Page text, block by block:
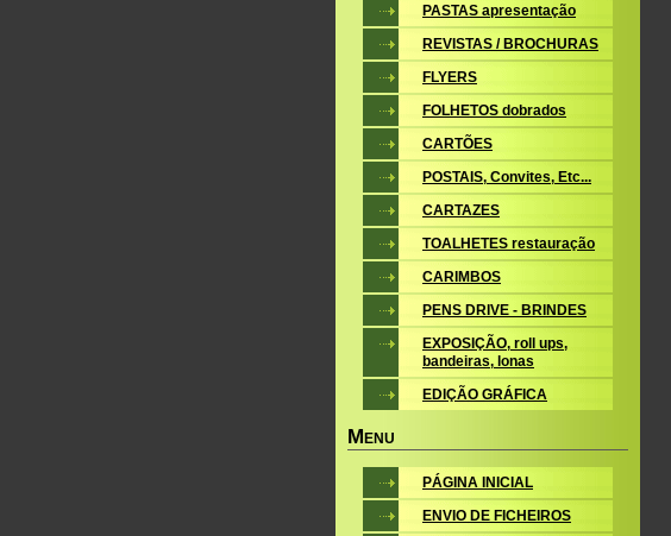
PASTAS apresentação
REVISTAS / BROCHURAS
FLYERS
FOLHETOS dobrados
CARTÕES
POSTAIS, Convites, Etc...
CARTAZES
TOALHETES restauração
CARIMBOS
PENS DRIVE - BRINDES
EXPOSIÇÃO, roll ups,
bandeiras, lonas
EDIÇÃO GRÁFICA
M ENU
PÁGINA INICIAL
ENVIO DE FICHEIROS